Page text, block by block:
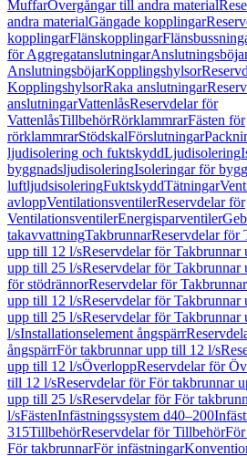
MuffarÖvergångar till andra material
andra materialGängade kopplingar
kopplingarFlänskopplingar
för Aggregatanslutningar
AnslutningsböjarKopplingshylsor
KopplingshylsorRaka anslutningar
anslutningarVattenlåsReservdelar för
VattenlåsTillbehörRörklammrarFästen för
rörklammrarStödskalFörslutningar
ljudisolering och fuktskyddLjudisolering
byggnadsljudisoleringIsoleringar för
luftljudsisoleringFuktskyddTätningar
avloppVentilationsventilerReservdelar för
VentilationsventilerEnergisparventiler
takavvattningTakbrunnarReservdelar för
upp till 12 l/sReservdelar för Takbrunnar
upp till 25 l/sReservdelar för Takbrunnar
för stödrännorReservdelar för
upp till 12 l/sReservdelar för Takbrunnar
upp till 25 l/sReservdelar för Takbrunnar
l/sInstallationselement ångspärr
ångspärrFör takbrunnar upp till 12 l/s
upp till 12 l/sÖverloppReservdelar för
till 12 l/sReservdelar för För takbrunnar
upp till 25 l/sReservdelar för För
l/sFästenInfästningssystem d40–200
315TillbehörReservdelar för Tillbehör
För takbrunnarFör infästningar